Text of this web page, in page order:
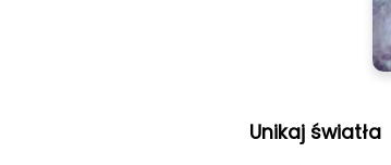
Unikaj światła